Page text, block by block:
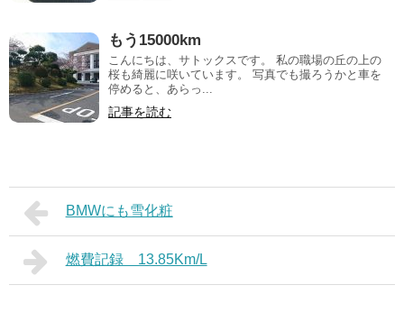
もう15000km
こんにちは、サトックスです。 私の職場の丘の上の
桜も綺麗に咲いています。 写真でも撮ろうかと車を
停めると、あらっ...
記事を読む
BMWにも雪化粧
燃費記録 13.85Km/L